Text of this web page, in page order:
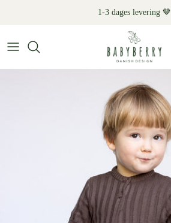
1-3 dages levering 🤎
Shop